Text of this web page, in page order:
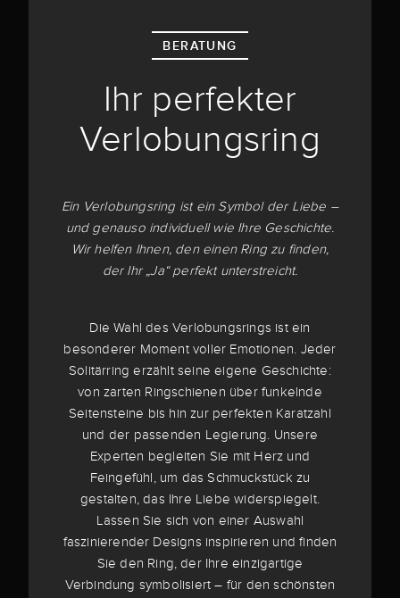
BERATUNG
Ihr perfekter
Verlobungsring
Ein Verlobungsring ist ein Symbol der Liebe –
und genauso individuell wie Ihre Geschichte.
Wir helfen Ihnen, den einen Ring zu finden,
der Ihr „Ja“ perfekt unterstreicht.
Die Wahl des Verlobungsrings ist ein
besonderer Moment voller Emotionen. Jeder
Solitärring erzählt seine eigene Geschichte:
von zarten Ringschienen über funkelnde
Seitensteine bis hin zur perfekten Karatzahl
und der passenden Legierung. Unsere
Experten begleiten Sie mit Herz und
Feingefühl, um das Schmuckstück zu
gestalten, das Ihre Liebe widerspiegelt.
Lassen Sie sich von einer Auswahl
faszinierender Designs inspirieren und finden
Sie den Ring, der Ihre einzigartige
Verbindung symbolisiert – für den schönsten